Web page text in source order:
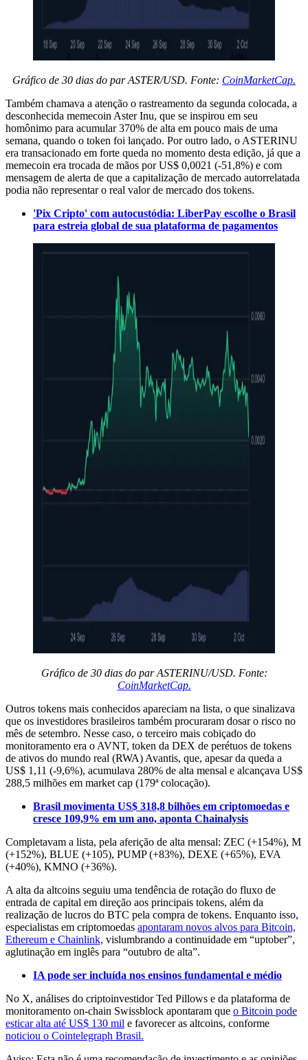
Gráfico de 30 dias do par ASTER/USD. Fonte: CoinMarketCap.
Também chamava a atenção o rastreamento da segunda colocada, a
desconhecida memecoin Aster Inu, que se inspirou em seu
homônimo para acumular 370% de alta em pouco mais de uma
semana, quando o token foi lançado. Por outro lado, o ASTERINU
era transacionado em forte queda no momento desta edição, já que a
memecoin era trocada de mãos por US$ 0,0021 (-51,8%) e com
mensagem de alerta de que a capitalização de mercado autorrelatada
podia não representar o real valor de mercado dos tokens.
'Pix Cripto' com autocustódia: LiberPay escolhe o Brasil
para estreia global de sua plataforma de pagamentos
Gráfico de 30 dias do par ASTERINU/USD. Fonte:
CoinMarketCap.
Outros tokens mais conhecidos apareciam na lista, o que sinalizava
que os investidores brasileiros também procuraram dosar o risco no
mês de setembro. Nesse caso, o terceiro mais cobiçado do
monitoramento era o AVNT, token da DEX de perétuos de tokens
de ativos do mundo real (RWA) Avantis, que, apesar da queda a
US$ 1,11 (-9,6%), acumulava 280% de alta mensal e alcançava US$
288,5 milhões em market cap (179ª colocação).
Brasil movimenta US$ 318,8 bilhões em criptomoedas e
cresce 109,9% em um ano, aponta Chainalysis
Completavam a lista, pela aferição de alta mensal: ZEC (+154%), M
(+152%), BLUE (+105), PUMP (+83%), DEXE (+65%), EVA
(+40%), KMNO (+36%).
A alta da altcoins seguiu uma tendência de rotação do fluxo de
entrada de capital em direção aos principais tokens, além da
realização de lucros do BTC pela compra de tokens. Enquanto isso,
especialistas em criptomoedas apontaram novos alvos para Bitcoin,
Ethereum e Chainlink, vislumbrando a continuidade em “uptober”,
aglutinação em inglês para “outubro de alta”.
IA pode ser incluída nos ensinos fundamental e médio
No X, análises do criptoinvestidor Ted Pillows e da plataforma de
monitoramento on-chain Swissblock apontaram que o Bitcoin pode
esticar alta até US$ 130 mil e favorecer as altcoins, conforme
noticiou o Cointelegraph Brasil.